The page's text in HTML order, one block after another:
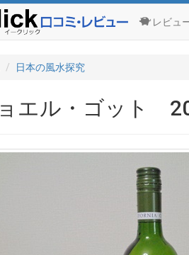
レビュ
日本の風水探究
エル・ゴット